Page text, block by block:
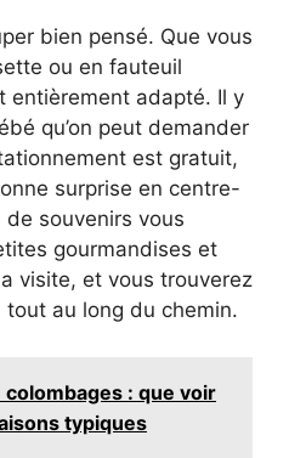
bien pensé. Que vous
ou en fauteuil
entièrement adapté. Il y
qu’on peut demander
est gratuit,
surprise en centre-
souvenirs vous
gourmandises et
visite, et vous trouverez
au long du chemin.
colombages : que voir
typiques